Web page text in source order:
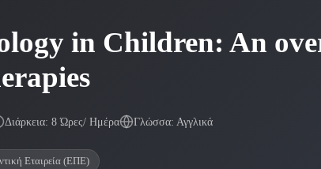
in Children: An
Διάρκεια: 8 Ώρες/ Ημέρα Γλώσσα: Αγγλικά
Εταιρεία (ΕΠΕ)